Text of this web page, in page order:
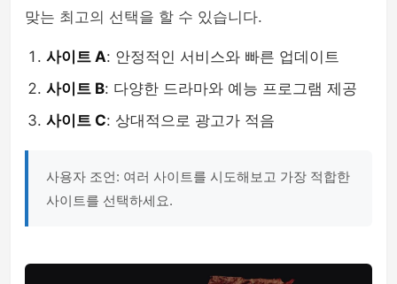
맞는 최고의 선택을 할 수 있습니다.
사이트 A: 안정적인 서비스와 빠른 업데이트
사이트 B: 다양한 드라마와 예능 프로그램 제공
사이트 C: 상대적으로 광고가 적음
사용자 조언: 여러 사이트를 시도해보고 가장 적합한
사이트를 선택하세요.